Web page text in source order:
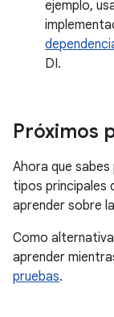
ejemplo,
DI.
Próximos
Ahora que
tipos principales
aprender sobre
Como
aprender
pruebas.